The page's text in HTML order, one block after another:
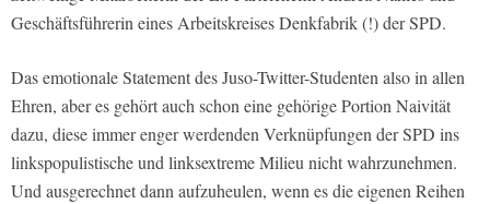
Geschäftsführerin eines Arbeitskreises Denkfabrik (!) der SPD.
Das emotionale Statement des Juso-Twitter-Studenten also in allen
Ehren, aber es gehört auch schon eine gehörige Portion Naivität
dazu, diese immer enger werdenden Verknüpfungen der SPD ins
linkspopulistische und linksextreme Milieu nicht wahrzunehmen.
Und ausgerechnet dann aufzuheulen, wenn es die eigenen Reihen